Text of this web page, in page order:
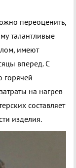
переоценить,
талантливые
имеют
вперед. С
горячей
на нагрев
составляет
изделия.